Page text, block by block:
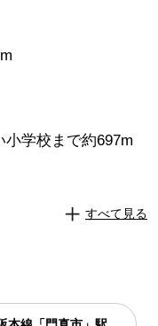
小学校まで約697m
すべて見る